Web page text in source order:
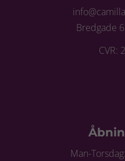
Bredgade
CVR:
Man-